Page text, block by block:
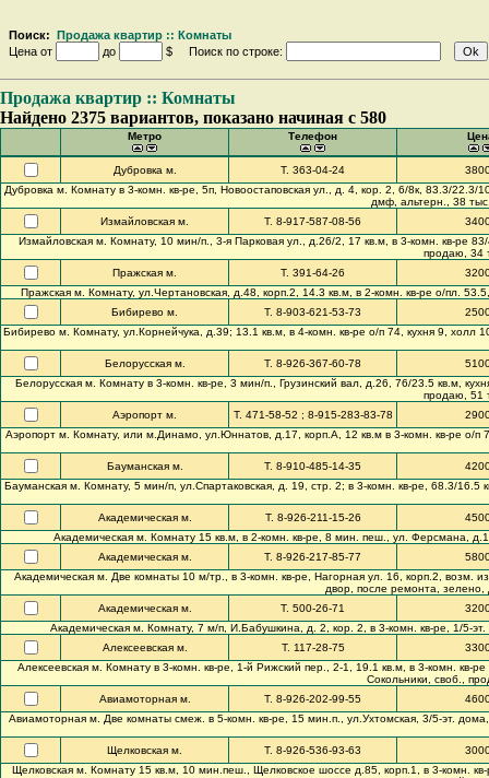
Поиск: Продажа квартир :: Комнаты
Цена от
до $ Поиск по строке:
Продажа квартир :: Комнаты
Найдено 2375 вариантов, показано начиная с 580
Метро Телефон
Дубровка м. Т. 363-04-24
Дубровка м. Комнату в 3-комн. кв-ре, 5п, Новоостаповская ул., д. 4, кор. 2, 6/8к, 83.3/
дмф, альтерн., 38
Измайловская м.
Т. 8-917-587-08-56
Измайловская м. Комнату, 10 мин/п., 3-я Парковая ул., д.26/2, 17 кв.м, в 3-комн. кв-ре
продаю, 34
Пражская м.
Т. 391-64-26
Пражская м. Комнату, ул.Чертановская, д.48, корп.2, 14.3 кв.м, в 2-комн. кв-ре о/пл.
Бибирево м.
Т. 8-903-621-53-73
Бибирево м. Комнату, ул.Корнейчука, д.39; 13.1 кв.м, в 4-комн. кв-ре о/п 74, кухня 9,
Белорусская м. Т. 8-926-367-60-78
Белорусская м. Комнату в 3-комн. кв-ре, 3 мин/п., Грузинский вал, д.26, 76/23.5 кв.м,
продаю, 51
Аэропорт м.
Т. 471-58-52 ; 8-915-283-83-78
Аэропорт м. Комнату, или м.Динамо, ул.Юннатов, д.17, корп.А, 12 кв.м в 3-комн. кв-ре о/
Бауманская м. Т. 8-910-485-14-35
Бауманская м. Комнату, 5 мин/п, ул.Спартаковская, д. 19, стр. 2; в 3-комн. кв-ре, 68.3/
Академическая м. Т. 8-926-211-15-26
Академическая м. Комнату 15 кв.м, в 2-комн. кв-ре, 8 мин. пеш., ул. Ферсмана,
Академическая м.
Т. 8-926-217-85-77
Академическая м. Две комнаты 10 м/тр., в 3-комн. кв-ре, Нагорная ул. 16, корп.2, возм.
двор, после ремонта,
Академическая м.
Т. 500-26-71
Академическая м. Комнату, 7 м/п, И.Бабушкина, д. 2, кор. 2, в 3-комн. кв-ре, 1/5-
Алексеевская м.
Т. 117-28-75
Алексеевская м. Комнату в 3-комн. кв-ре, 1-й Рижский пер., 2-1, 19.1 кв.м, в 3-комн. кв-
Сокольники, своб.,
Авиамоторная м.
Т. 8-926-202-99-55
Авиамоторная м. Две комнаты смеж. в 5-комн. кв-ре, 15 мин.п., ул.Ухтомская, 3/5-эт.
Щелковская м. Т. 8-926-536-93-63
Щелковская м. Комнату 15 кв.м, 10 мин.пеш., Щелковское шоссе д.85, корп.1, в 3-комн.